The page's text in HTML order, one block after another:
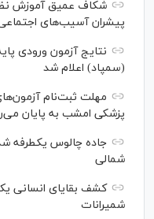
شکاف عمیق آموزش نظری
پیشران آسیب‌های
نتایج آزمون ورودی
(سمپاد) اعلام شد
مهلت ثبت‌نام
پزشکی امشب به پایان
جاده چالوس یکطرفه
شمالی
کشف بقایای انسانی
شمیرانات